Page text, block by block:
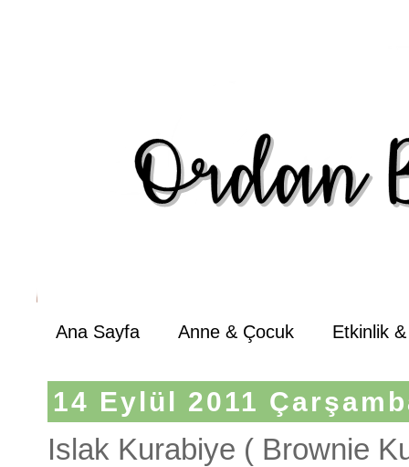
Ana Sayfa Anne & Çocuk Etkinlik
14 Eylül 2011
Islak Kurabiye ( Brownie